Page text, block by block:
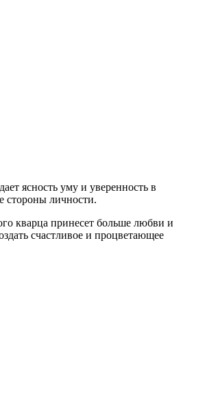
ясность уму и уверенность в
стороны личности.
кварца принесет больше любви и
счастливое и процветающее